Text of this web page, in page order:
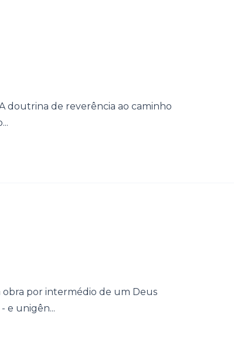
doutrina de reverência ao caminho
por intermédio de um Deus
e unigên...